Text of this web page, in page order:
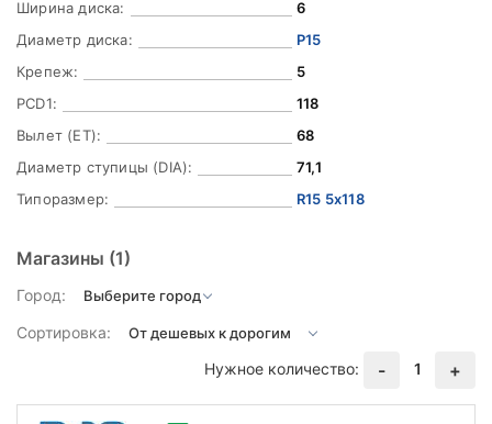
Ширина диска:
6
Диаметр диска:
Р15
Крепеж:
5
PCD1:
118
Вылет (ET):
68
Диаметр ступицы (DIA):
71,1
Типоразмер:
R15 5x118
Магазины (1)
Город:
Сортировка:
Нужное количество:
- 1 +